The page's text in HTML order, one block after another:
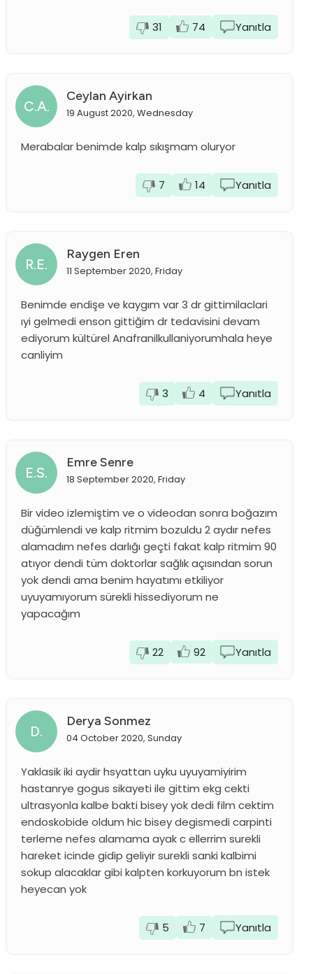
31 74 Yanıtla
C.A.
Ceylan Ayirkan
19 August 2020, Wednesday
Merabalar benimde kalp sıkışmam oluryor
7 14 Yanıtla
R.E.
Raygen Eren
11 September 2020, Friday
Benimde endişe ve kaygım var 3 dr gittimilaclari
ıyi gelmedi enson gittiğim dr tedavisini devam
ediyorum kültürel Anafranilkullaniyorumhala heye
canliyim
3 4 Yanıtla
E.S.
Emre Senre
18 September 2020, Friday
Bir video izlemiştim ve o videodan sonra boğazım
düğümlendi ve kalp ritmim bozuldu 2 aydır nefes
alamadım nefes darlığı geçti fakat kalp ritmim 90
atıyor dendi tüm doktorlar sağlık açısından sorun
yok dendi ama benim hayatımı etkiliyor
uyuyamıyorum sürekli hissediyorum ne
yapacağım
22 92 Yanıtla
D.
Derya Sonmez
04 October 2020, Sunday
Yaklasik iki aydir hsyattan uyku uyuyamiyirim
hastanrye gogus sikayeti ile gittim ekg cekti
ultrasyonla kalbe bakti bisey yok dedi film cektim
endoskobide oldum hic bisey degismedi carpinti
terleme nefes alamama ayak c ellerrim surekli
hareket icinde gidip geliyir surekli sanki kalbimi
sokup alacaklar gibi kalpten korkuyorum bn istek
heyecan yok
5 7 Yanıtla